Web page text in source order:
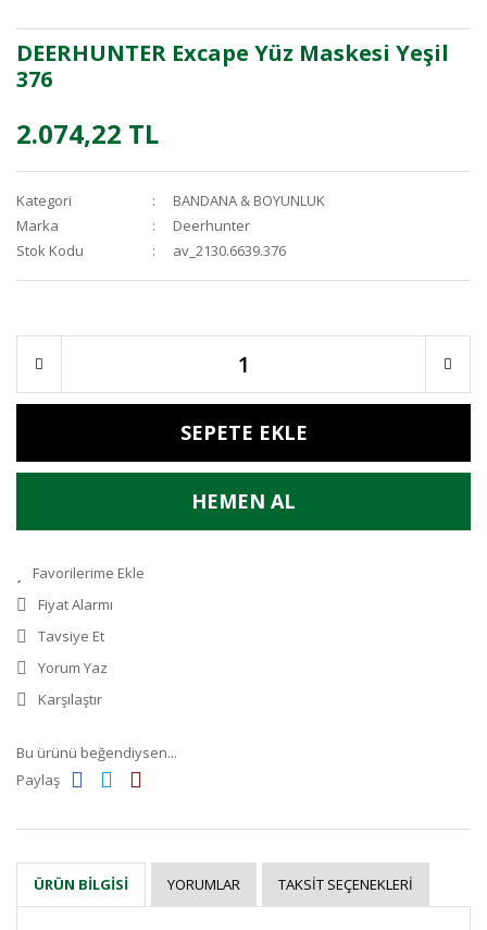
DEERHUNTER Excape Yüz Maskesi Yeşil
376
2.074,22 TL
Kategori
BANDANA & BOYUNLUK
Marka
Deerhunter
Stok Kodu
av_2130.6639.376
SEPETE EKLE
HEMEN AL
Fiyat Alarmı
Tavsiye Et
Yorum Yaz
Karşılaştır
Bu ürünü beğendiysen...
Paylaş
ÜRÜN BILGISI YORUMLAR TAKSIT SEÇENEKLERI